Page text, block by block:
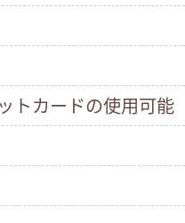
トカードの使用可能